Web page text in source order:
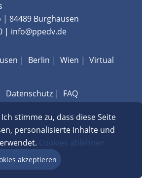
84489 Burghausen
| info@ppedv.de
| Berlin | Wien | Virtual
Datenschutz | FAQ
stimme zu, dass diese Seite
personalisierte Inhalte und
Cookies ablehnen
akzeptieren